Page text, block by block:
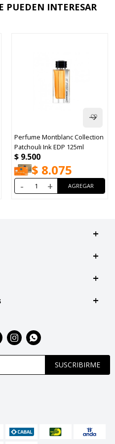
PUEDEN INTERESAR
Perfume Montblanc Collection
Patchouli Ink EDP 125ml
$ 9.500
$ 8.075
- +
SUSCRIBIRME
 